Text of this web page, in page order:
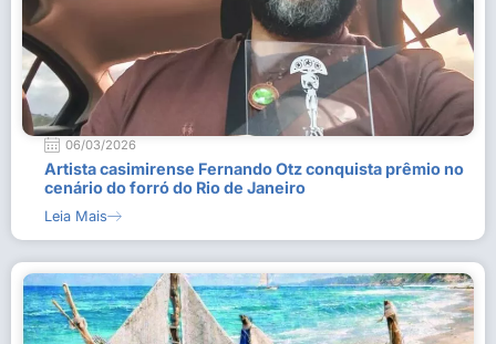
06/03/2026
Artista casimirense Fernando Otz conquista prêmio no
cenário do forró do Rio de Janeiro
Leia Mais